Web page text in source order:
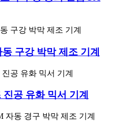
구강 박막 제조 기계
공 유화 믹서 기계